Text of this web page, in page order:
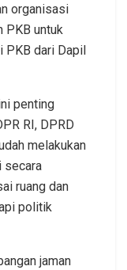
organisasi
PKB untuk
PKB dari Dapil
penting
RI, DPRD
melakukan
secara
ruang dan
politik
jaman